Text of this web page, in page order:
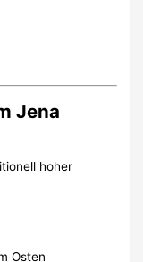
Jena
hoher
Osten